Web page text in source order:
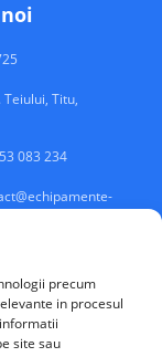
precum
in procesul
site sau
Teiului, Titu,
083 234
2026